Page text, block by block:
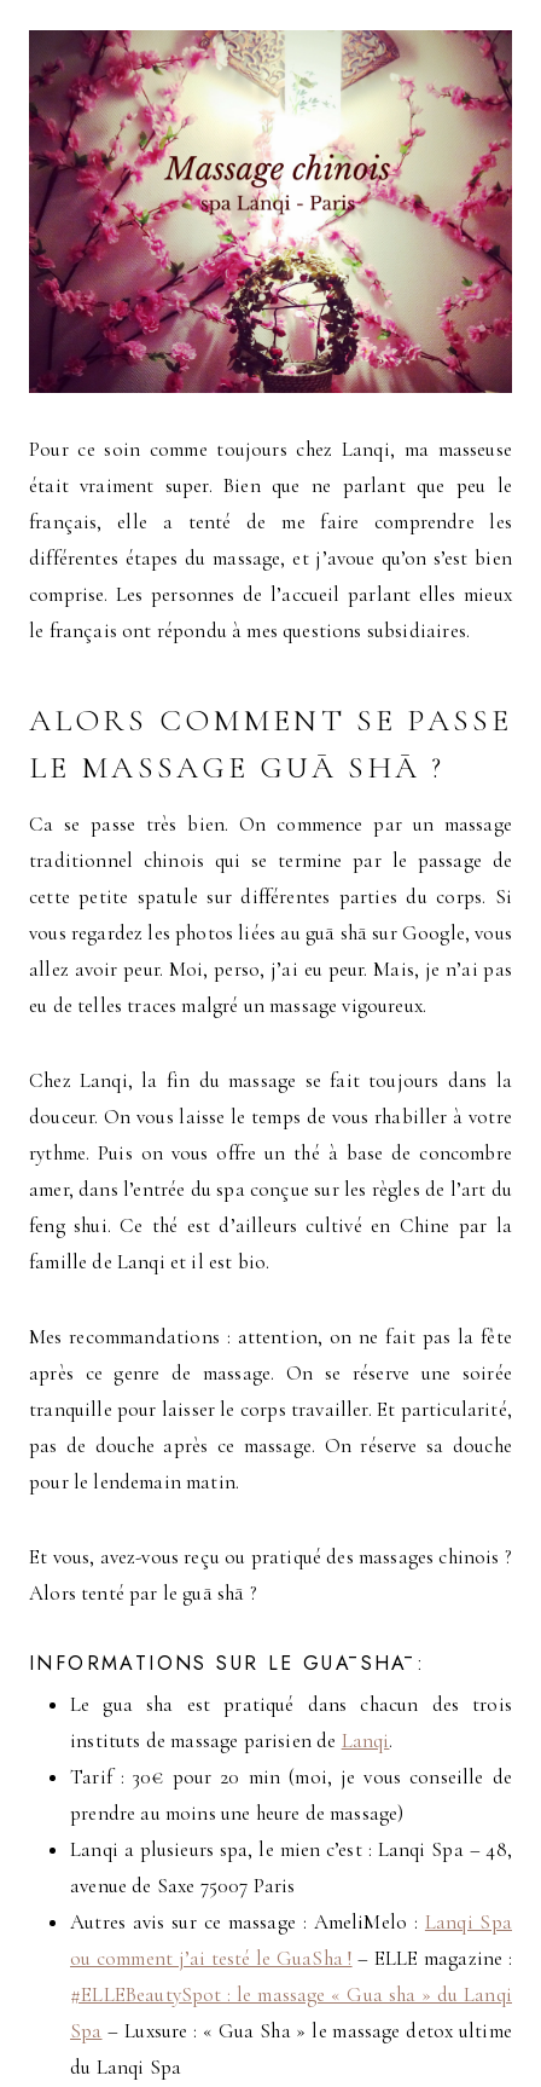
Pour ce soin comme toujours chez Lanqi, ma masseuse
était vraiment super. Bien que ne parlant que peu le
français, elle a tenté de me faire comprendre les
différentes étapes du massage, et j’avoue qu’on s’est bien
comprise. Les personnes de l’accueil parlant elles mieux
le français ont répondu à mes questions subsidiaires.
ALORS COMMENT SE PASSE
LE MASSAGE GUĀ SHĀ ?
Ca se passe très bien. On commence par un massage
traditionnel chinois qui se termine par le passage de
cette petite spatule sur différentes parties du corps. Si
vous regardez les photos liées au guā shā sur Google, vous
allez avoir peur. Moi, perso, j’ai eu peur. Mais, je n’ai pas
eu de telles traces malgré un massage vigoureux.
Chez Lanqi, la fin du massage se fait toujours dans la
douceur. On vous laisse le temps de vous rhabiller à votre
rythme. Puis on vous offre un thé à base de concombre
amer, dans l’entrée du spa conçue sur les règles de l’art du
feng shui. Ce thé est d’ailleurs cultivé en Chine par la
famille de Lanqi et il est bio.
Mes recommandations : attention, on ne fait pas la fête
après ce genre de massage. On se réserve une soirée
tranquille pour laisser le corps travailler. Et particularité,
pas de douche après ce massage. On réserve sa douche
pour le lendemain matin.
Et vous, avez-vous reçu ou pratiqué des massages chinois ?
Alors tenté par le guā shā ?
INFORMATIONS SUR LE GUĀ SHĀ :
Le gua sha est pratiqué dans chacun des trois
instituts de massage parisien de Lanqi.
Tarif : 30€ pour 20 min (moi, je vous conseille de
prendre au moins une heure de massage)
Lanqi a plusieurs spa, le mien c’est : Lanqi Spa – 48,
avenue de Saxe 75007 Paris
Autres avis sur ce massage : AmeliMelo : Lanqi Spa
ou comment j’ai testé le GuaSha ! – ELLE magazine :
#ELLEBeautySpot : le massage « Gua sha » du Lanqi
Spa – Luxsure : « Gua Sha » le massage detox ultime
du Lanqi Spa